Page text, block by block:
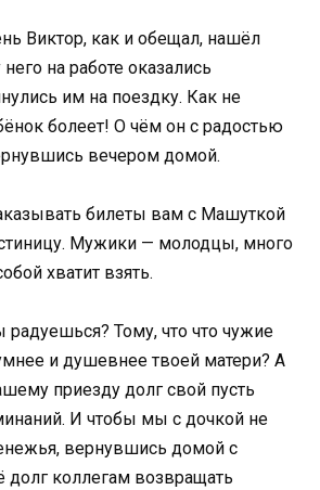
Виктор, как и обещал, нашёл
на работе оказались
им на поездку. Как не
болеет! О чём он с радостью
вечером домой.
билеты вам с Машуткой
Мужики — молодцы, много
хватит взять.
Тому, что что чужие
и душевнее твоей матери? А
приезду долг свой пусть
И чтобы мы с дочкой не
вернувшись домой с
долг коллегам возвращать